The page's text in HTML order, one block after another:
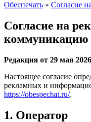
Обеспечать » Согласие
Согласие на
коммуникацию
Редакция от 29 мая
Настоящее согласие
рекламных и
https://obespechat.ru/.
1. Оператор